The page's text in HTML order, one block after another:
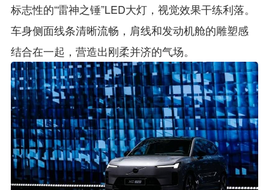
标志性的“雷神之锤”LED大灯，视觉效果干练利落。
车身侧面线条清晰流畅，肩线和发动机舱的雕塑感
结合在一起，营造出刚柔并济的气场。